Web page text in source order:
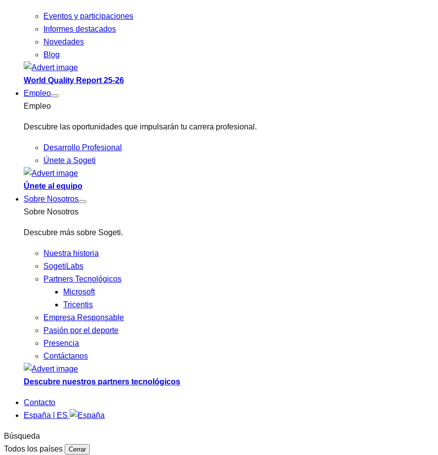
Eventos y participaciones
Informes destacados
Novedades
Blog
World Quality Report 25-26
Empleo
Empleo
Descubre las oportunidades que impulsarán tu carrera profesional.
Desarrollo Profesional
Únete a Sogeti
Únete al equipo
Sobre Nosotros
Sobre Nosotros
Descubre más sobre Sogeti.
Nuestra historia
SogetiLabs
Partners Tecnológicos
Microsoft
Tricentis
Empresa Responsable
Pasión por el deporte
Presencia
Contáctanos
Descubre nuestros partners tecnológicos
Contacto
España | ES
Búsqueda
Todos los países
Cerrar